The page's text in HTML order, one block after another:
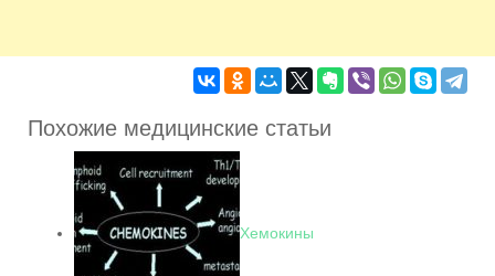
Похожие медицинские статьи
Хемокины